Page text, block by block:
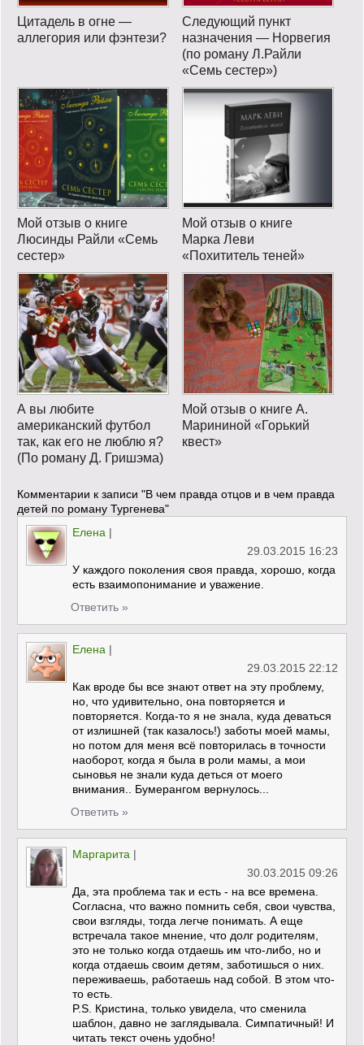
Цитадель в огне —
аллегория или фэнтези?
Следующий пункт
назначения — Норвегия
(по роману Л.Райли
«Семь сестер»)
Мой отзыв о книге
Люсинды Райли «Семь
сестер»
Мой отзыв о книге
Марка Леви
«Похититель теней»
А вы любите
американский футбол
так, как его не люблю я?
(По роману Д. Гришэма)
Мой отзыв о книге А.
Марининой «Горький
квест»
Комментарии к записи "В чем правда отцов и в чем правда
детей по роману Тургенева"
Елена |
29.03.2015 16:23
У каждого поколения своя правда, хорошо, когда
есть взаимопонимание и уважение.
Ответить »
Елена |
29.03.2015 22:12
Как вроде бы все знают ответ на эту проблему,
но, что удивительно, она повторяется и
повторяется. Когда-то я не знала, куда деваться
от излишней (так казалось!) заботы моей мамы,
но потом для меня всё повторилась в точности
наоборот, когда я была в роли мамы, а мои
сыновья не знали куда деться от моего
внимания.. Бумерангом вернулось...
Ответить »
Маргарита |
30.03.2015 09:26
Да, эта проблема так и есть - на все времена.
Согласна, что важно помнить себя, свои чувства,
свои взгляды, тогда легче понимать. А еще
встречала такое мнение, что долг родителям,
это не только когда отдаешь им что-либо, но и
когда отдаешь своим детям, заботишься о них.
переживаешь, работаешь над собой. В этом что-
то есть.
P.S. Кристина, только увидела, что сменила
шаблон, давно не заглядывала. Симпатичный! И
читать текст очень удобно!